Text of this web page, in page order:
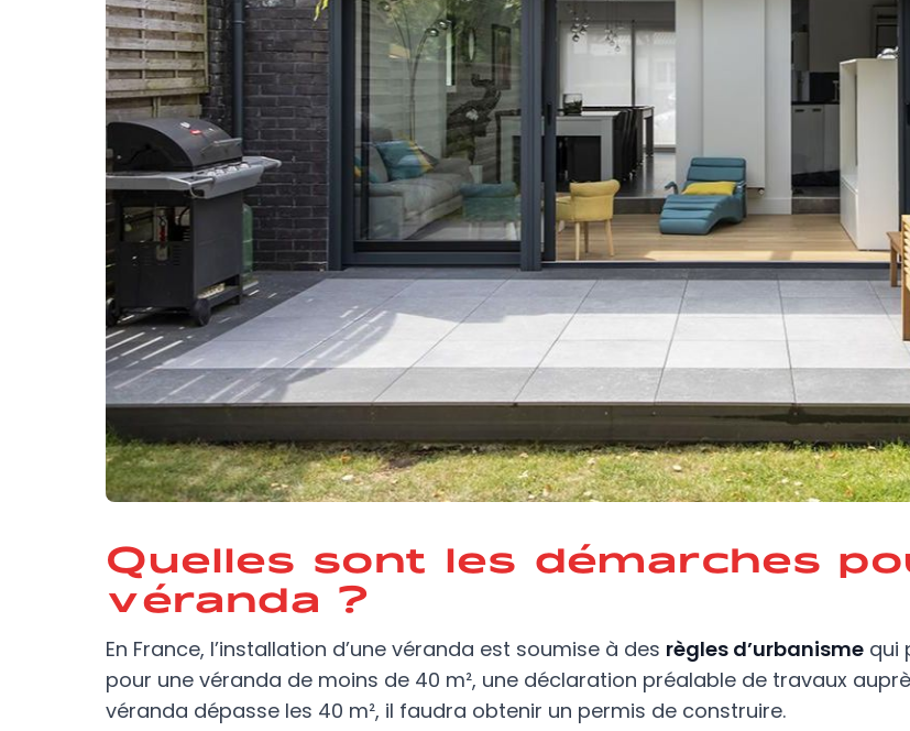
Quelles sont les démarches
véranda ?
En France, l’installation d’une véranda est soumise à des règles d’urbanisme qui
pour une véranda de moins de 40 m², une déclaration préalable de travaux
véranda dépasse les 40 m², il faudra obtenir un permis de construire.